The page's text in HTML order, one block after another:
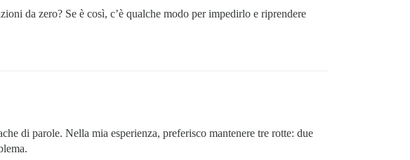
da zero? Se è così, c’è qualche modo per impedirlo e riprendere
di parole. Nella mia esperienza, preferisco mantenere tre rotte: due